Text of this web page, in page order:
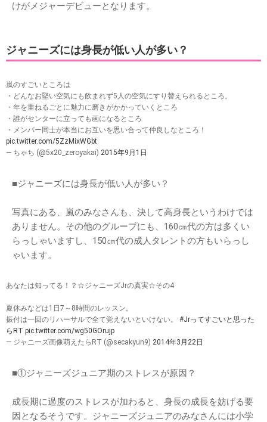
けがメジャーデビューとなります。
ジャニーズには身長が低い人が多い？
嵐のすごいところは
・どんなお堅い空気にも飲まれず5人の空気にすり替えられるところ。
・年を重ねるごとに魅力に磨きがかかっていくところ
・誰がセンターに立っても画になるところ
・メンバー同士が本当にお互いを思い合って仲良しなところ！
pic.twitter.com/5ZzMixWGbt
— ちゃち (@5x20_zeroyakai) 2015年9月1日
■ジャニーズには身長が低い人が多い？
写真にある、嵐のみなさんも、決して高身長というわけでは
ありません。その他のグループにも、160㎝代の方は多くい
らっしゃいますし、150㎝代の成人タレントの方もいらっし
ゃいます。
あなたは知ってる！？☆ジャニーズJrの真実☆その4
夏休みなどは1日7～8時間のレッスン。
振付は一回のリハーサルで全て覚えないといけない。 #Jrってすごいと思った
らRT pic.twitter.com/wg50GOrujp
— ジャニーズ画像萌えたらRT (@secakyun9) 2014年3月22日
■①ジャニーズジュニア期のストレスが原因？
成長期に過度のストレスが加わると、身長の成長を妨げる要
因となるそうです。ジャニーズジュニアのみなさんには小学